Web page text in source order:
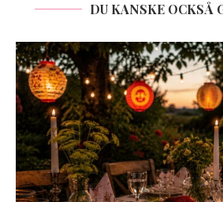
DU KANSKE OCKSÅ